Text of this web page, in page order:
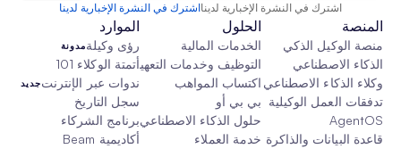
اشترك في النشرة الإخبارية لدينااشترك في النشرة الإخبارية لدينا
المنصة
منصة الوكيل الذكي
الذكاء الاصطناعي
وكلاء الذكاء الاصطناعي
تدفقات العمل الوكيلية
AgentOS
قاعدة البيانات والذاكرة والقماش
الحلول
الخدمات المالية
التوظيف وخدمات التعهيد الخارجي
اكتساب المواهب
بي بي أو
حلول الذكاء الاصطناعي المخصصة
خدمة العملاء
الموارد
رؤى وكيلةمدونة
أتمتة الوكلاء 101
ندوات عبر الإنترنتجديد
سجل التاريخ
برنامج الشركاء
أكاديمية Beam